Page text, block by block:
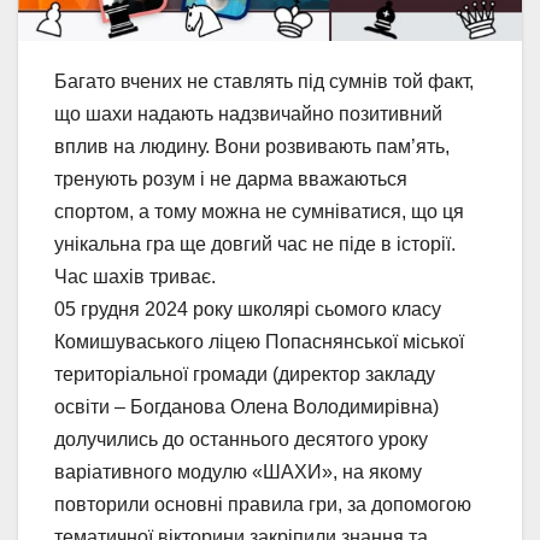
Багато вчених не ставлять під сумнів той факт,
що шахи надають надзвичайно позитивний
вплив на людину. Вони розвивають пам’ять,
тренують розум і не дарма вважаються
спортом, а тому можна не сумніватися, що ця
унікальна гра ще довгий час не піде в історії.
Час шахів триває.
05 грудня 2024 року школярі сьомого класу
Комишуваського ліцею Попаснянської міської
територіальної громади (директор закладу
освіти – Богданова Олена Володимирівна)
долучились до останнього десятого уроку
варіативного модулю «ШАХИ», на якому
повторили основні правила гри, за допомогою